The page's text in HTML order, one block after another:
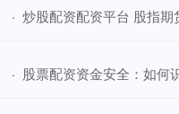
· 炒股配资配资平台 股指
· 股票配资资金安全：如何